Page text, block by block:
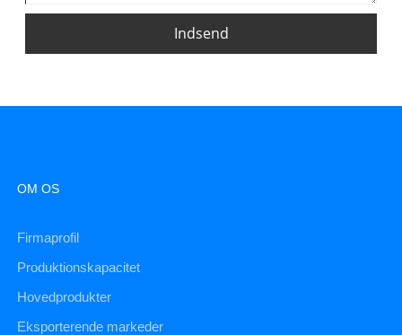
Indsend
OM OS
Firmaprofil
Produktionskapacitet
Hovedprodukter
Eksporterende markeder